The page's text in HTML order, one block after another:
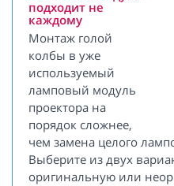
подходит не
каждому
Монтаж голой
колбы в уже
используемый
ламповый модуль
проектора на
порядок сложнее,
чем замена целого
Выберите из двух
оригинальную или